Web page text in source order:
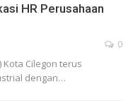
HR Perusahaan
0
Kota Cilegon terus
dengan…